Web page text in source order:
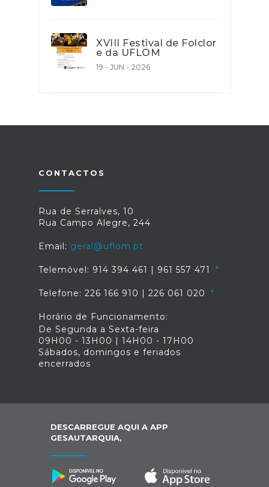
XVIII Festival de Folclor
e da UFLOM
19 - JUN - 2026
CONTACTOS
Rua de Serralves, 10
Rua Campo Alegre, 244
Email: geral@uflom.pt
Telemóvel: 914 394 461 | 961 557 471
Telefone: 226 166 910 | 226 061 020
Horário de Funcionamento:
De Segunda a Sexta-feira
09H00 - 13H00 | 14H00 - 17H00
Sábados, domingos e feriados
encerrados
DESCARREGUE AQUI A APP
GESAUTARQUIA,